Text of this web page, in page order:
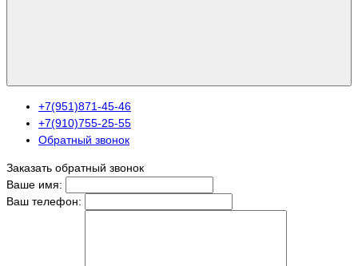
+7(951)871-45-46
+7(910)755-25-55
Обратный звонок
Заказать обратный звонок
Ваше имя:
Ваш телефон: